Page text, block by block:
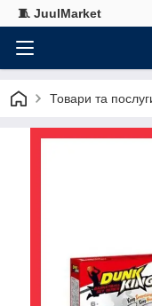
🧵 JuulMarket
Товари та